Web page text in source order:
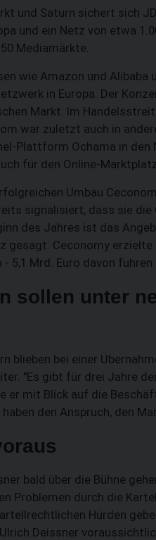
und Saturn sichert sich
und ein Netz von etwa
Mediamärkte.
wie Amazon und Alibaba
in Europa. Der
Markt. Im
war zuletzt auch in
Plattform Ochama in den
für den Online-
Umbau
signalisiert, dass sie
des Jahres ist das
gesagt. Ceconomy
5,1 Mrd. Euro davon fuhren
sollen unter
blieben bei einer
"Es gibt für drei Jahre
er mit Blick auf die
den Anspruch, den
bald über die Bühne
Problemen durch die
Hürden
Deissner